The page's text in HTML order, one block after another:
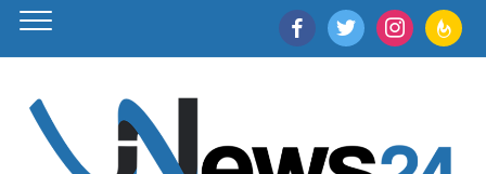
facebooktwitter instagram